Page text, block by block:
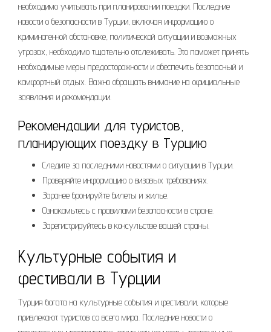
необходимо учитывать при планировании поездки. Последние
новости о безопасности в Турции, включая информацию о
криминогенной обстановке, политической ситуации и возможных
угрозах, необходимо тщательно отслеживать. Это поможет принять
необходимые меры предосторожности и обеспечить безопасный и
комфортный отдых. Важно обращать внимание на официальные
заявления и рекомендации.
Рекомендации для туристов,
планирующих поездку в Турцию
Следите за последними новостями о ситуации в Турции.
Проверяйте информацию о визовых требованиях.
Заранее бронируйте билеты и жилье.
Ознакомьтесь с правилами безопасности в стране.
Зарегистрируйтесь в консульстве вашей страны.
Культурные события и
фестивали в Турции
Турция богата на культурные события и фестивали, которые
привлекают туристов со всего мира. Последние новости о